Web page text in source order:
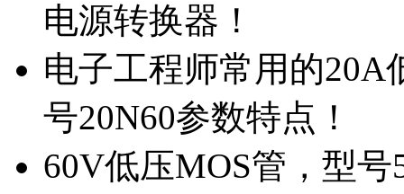
电源转换器！
电子工程师常用的20A
号20N60参数特点！
60V低压MOS管，型